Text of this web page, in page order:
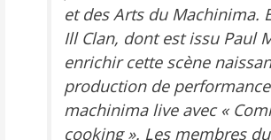
et des Arts du Machinima.
Ill Clan, dont est issu Paul
enrichir cette scène
production de
machinima live avec «
cooking». Les membres